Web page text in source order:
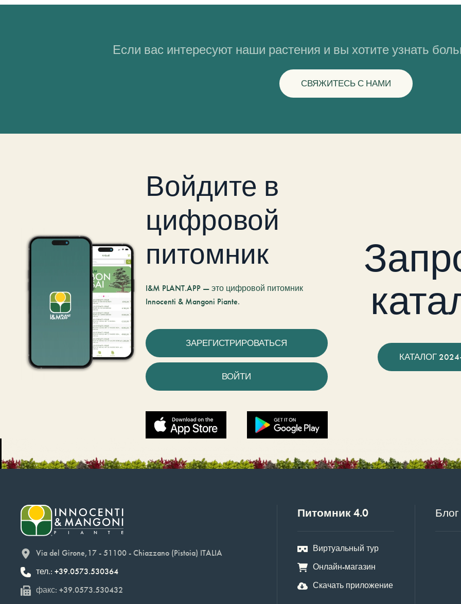
Если вас интересуют наши растения и вы хотите узнать
СВЯЖИТЕСЬ С НАМИ
Войдите в
цифровой
питомник
I&M PLANT.APP — это цифровой питомник
Innocenti & Mangoni Piante.
ЗАРЕГИСТРИРОВАТЬСЯ
ВОЙТИ
КАТАЛОГ
Via del Girone,17 - 51100 - Chiazzano (Pistoia) ITALIA
тел.: +39.0573.530364
факс: +39.0573.530432
Питомник 4.0
Виртуальный тур
Онлайн-магазин
Скачать приложение
Блог